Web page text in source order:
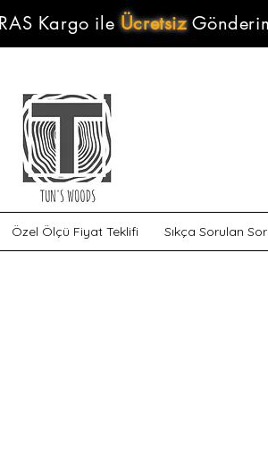
Kargo ileÜcretsiz
Özel Ölçü Fiyat Teklifi Sıkça Sorulan